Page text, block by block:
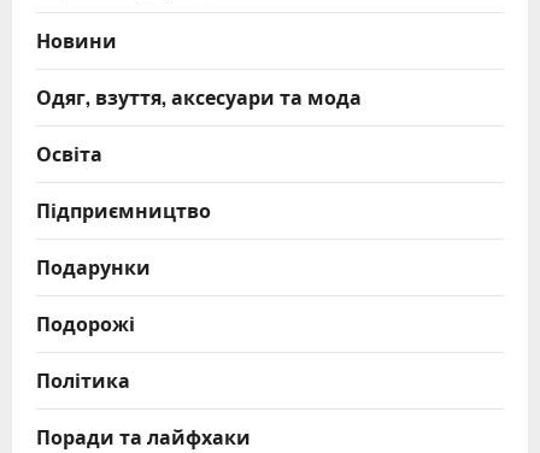
Новини
Одяг, взуття, аксесуари та мода
Освіта
Підприємництво
Подарунки
Подорожі
Політика
Поради та лайфхаки